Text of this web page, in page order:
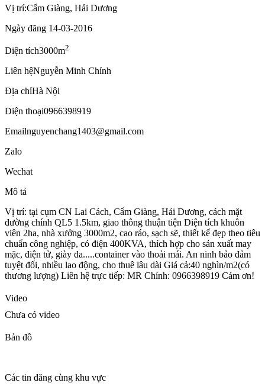
Vị trí:Cẩm Giàng, Hải Dương
Ngày đăng 14-03-2016
Diện tích3000m2
Liên hệNguyễn Minh Chính
Địa chỉHà Nội
Điện thoại0966398919
Emailnguyenchang1403@gmail.com
Zalo
Wechat
Mô tả
Vị trí: tại cụm CN Lai Cách, Cẩm Giàng, Hải Dương, cách mặt
đường chính QL5 1.5km, giao thông thuận tiện Diện tích khuôn
viên 2ha, nhà xưởng 3000m2, cao ráo, sạch sẽ, thiết kế đẹp theo tiêu
chuẩn công nghiệp, có điện 400KVA, thích hợp cho sản xuất may
mặc, điện tử, giày da.....container vào thoải mái. An ninh bảo đảm
tuyệt đối, nhiều lao động, cho thuê lâu dài Giá cả:40 nghìn/m2(có
thương lượng) Liên hệ trực tiếp: MR Chính: 0966398919 Cám ơn!
Video
Chưa có video
Bản đồ
Các tin đăng cùng khu vực